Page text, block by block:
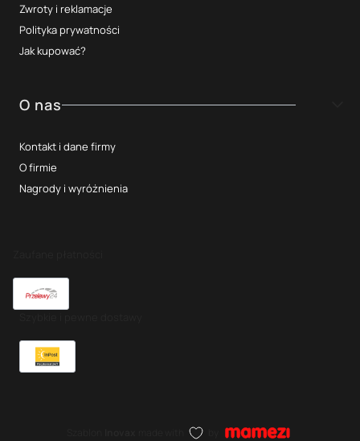
Zwroty i reklamacje
Polityka prywatności
Jak kupować?
O nas
Kontakt i dane firmy
O firmie
Nagrody i wyróżnienia